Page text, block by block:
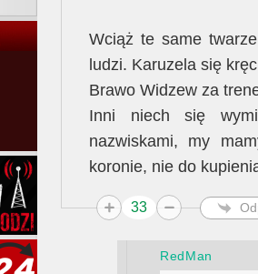
Wciąż te same
ludzi. Karuzela się
Brawo Widzew za
Inni niech się
nazwiskami, my
koronie, nie do
33
RedMan